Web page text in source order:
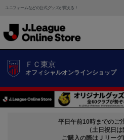
ユニフォームなどの公式グッズが買える！
ＦＣ東京
オフィシャルオンラインショップ
平日午前10時までのご
（土日祝日は
ご購入の際はＪリーグ